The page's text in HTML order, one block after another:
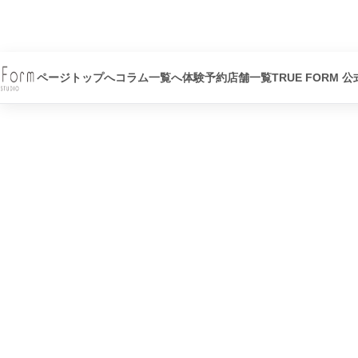
ページトップへコラム一覧へ体験予約店舗一覧TRUE FORM 公